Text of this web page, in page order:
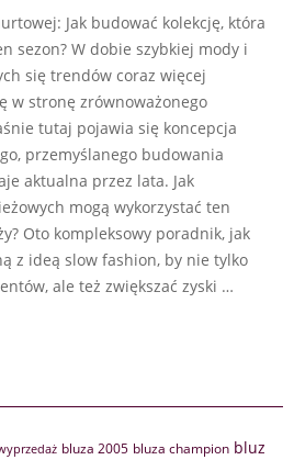
Jak budować kolekcję, która
sezon? W dobie szybkiej mody i
się trendów coraz więcej
w stronę zrównoważonego
tutaj pojawia się koncepcja
przemyślanego budowania
aktualna przez lata. Jak
mogą wykorzystać ten
Oto kompleksowy poradnik, jak
z ideą slow fashion, by nie tylko
ale też zwiększać zyski …
bluza 2005 bluza champion bluz